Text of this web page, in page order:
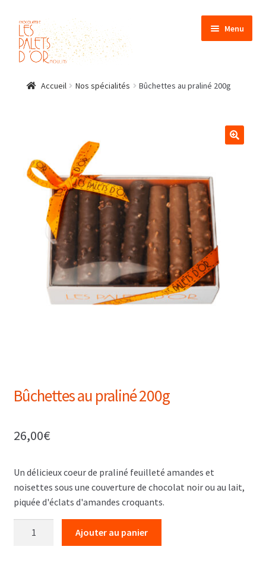
Menu
Accueil Nos spécialités Bûchettes au praliné 200g
Bûchettes au praliné 200g
26,00€
Un délicieux coeur de praliné feuilleté amandes et
noisettes sous une couverture de chocolat noir ou au lait,
piquée d'éclats d'amandes croquants.
Ajouter au panier